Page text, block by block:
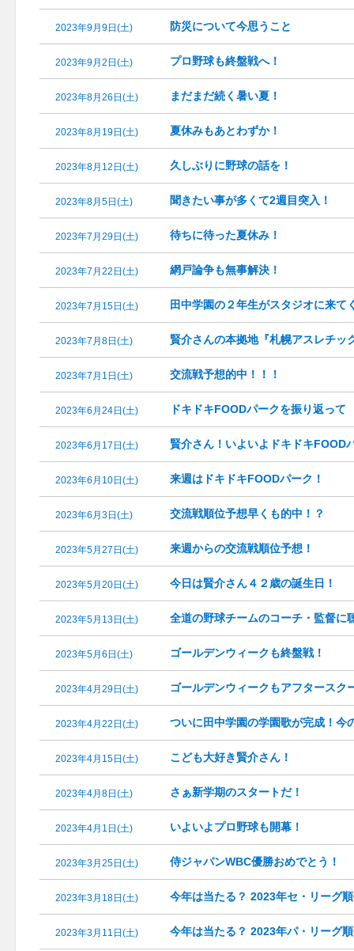
2023年9月9日(土) 防災について今思うこと
2023年9月2日(土) プロ野球も終盤戦へ！
2023年8月26日(土) まだまだ続く暑い夏！
2023年8月19日(土) 夏休みもあとわずか！
2023年8月12日(土) 久しぶりに野球の話を！
2023年8月5日(土) 聞きたい事が多くて2週目突入！
2023年7月29日(土) 待ちに待った夏休み！
2023年7月22日(土) 網戸論争も無事解決！
2023年7月15日(土) 田中学園の２年生がスタジオに来て
2023年7月8日(土) 賢介さんの本拠地『札幌アスレチッ
2023年7月1日(土) 交流戦予想的中！！！
2023年6月24日(土) ドキドキFOODパークを振り返って
2023年6月17日(土) 賢介さん！いよいよドキドキFOOD
2023年6月10日(土) 来週はドキドキFOODパーク！
2023年6月3日(土) 交流戦順位予想早くも的中！？
2023年5月27日(土) 来週からの交流戦順位予想！
2023年5月20日(土) 今日は賢介さん４２歳の誕生日！
2023年5月13日(土) 全道の野球チームのコーチ・監督に
2023年5月6日(土) ゴールデンウィークも終盤戦！
2023年4月29日(土) ゴールデンウィークもアフタースク
2023年4月22日(土) ついに田中学園の学園歌が完成！今
2023年4月15日(土) こども大好き賢介さん！
2023年4月8日(土) さぁ新学期のスタートだ！
2023年4月1日(土) いよいよプロ野球も開幕！
2023年3月25日(土) 侍ジャパンWBC優勝おめでとう！
2023年3月18日(土) 今年は当たる？ 2023年セ・リーグ
2023年3月11日(土) 今年は当たる？ 2023年パ・リーグ